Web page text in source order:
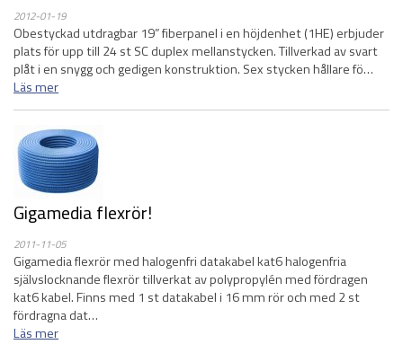
2012-01-19
Obestyckad utdragbar 19” fiberpanel i en höjdenhet (1HE) erbjuder
plats för upp till 24 st SC duplex mellanstycken. Tillverkad av svart
plåt i en snygg och gedigen konstruktion. Sex stycken hållare fö…
Läs mer
Gigamedia flexrör!
2011-11-05
Gigamedia flexrör med halogenfri datakabel kat6 halogenfria
självslocknande flexrör tillverkat av polypropylén med fördragen
kat6 kabel. Finns med 1 st datakabel i 16 mm rör och med 2 st
fördragna dat…
Läs mer